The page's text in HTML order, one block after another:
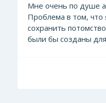
Мне очень по душе
Проблема в том, что
сохранить
были бы созданы